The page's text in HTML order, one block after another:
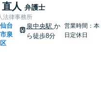
人 弁護士
法律事務所
仙台
市泉
区
泉中央駅 か
ら徒歩8分
営業時間：本
日定休日